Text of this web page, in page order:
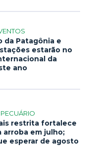
da Patagônia e
estarão no
da
ano
restrita fortalece
arroba em julho;
esperar de agosto